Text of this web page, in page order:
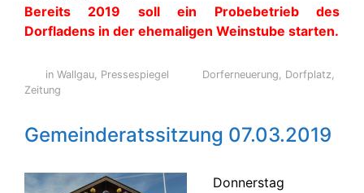
Bereits 2019 soll ein Probebetrieb des
Dorfladens in der ehemaligen Weinstube starten.
in Wallgau, Pressespiegel Dorferneuerung, Dorfplatz,
Zeitung
Gemeinderatssitzung 07.03.2019
Donnerstag